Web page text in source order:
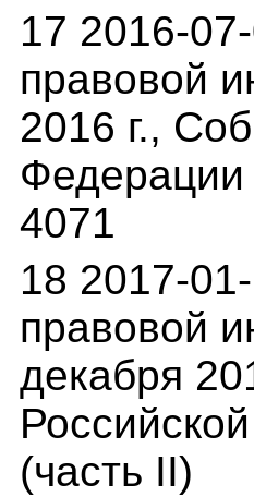
17 2016-
правовой
2016 г.,
Федерации
4071
18 2017-
правовой
декабря
(часть II)